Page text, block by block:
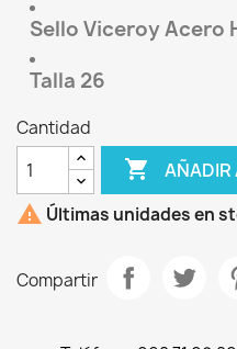
Sello Viceroy Acero
Talla 26
Cantidad
 AÑADIR
 Últimas unidades en
Compartir